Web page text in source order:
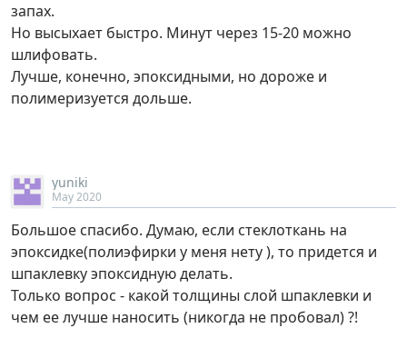
запах.
Но высыхает быстро. Минут через 15-20 можно
шлифовать.
Лучше, конечно, эпоксидными, но дороже и
полимеризуется дольше.
yuniki
May 2020
Большое спасибо. Думаю, если стеклоткань на
эпоксидке(полиэфирки у меня нету ), то придется и
шпаклевку эпоксидную делать.
Только вопрос - какой толщины слой шпаклевки и
чем ее лучше наносить (никогда не пробовал) ?!